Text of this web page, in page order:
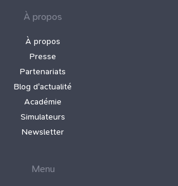
À propos
À propos
Presse
Partenariats
Blog d'actualité
Académie
Simulateurs
Newsletter
Menu